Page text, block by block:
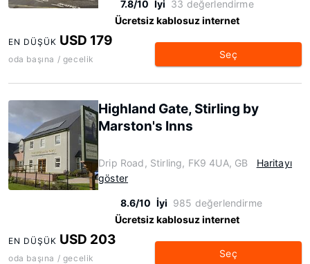
7.8/10 İyi 33 değerlendirme
Ücretsiz kablosuz internet
EN DÜŞÜK USD 179
oda başına / gecelik Seç
Highland Gate, Stirling by
Marston's Inns
Drip Road, Stirling, FK9 4UA, GB
Haritayı
göster
8.6/10 İyi 985 değerlendirme
Ücretsiz kablosuz internet
EN DÜŞÜK USD 203
oda başına / gecelik Seç